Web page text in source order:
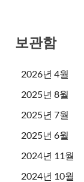
보관함
2026년 4월
2025년 8월
2025년 7월
2025년 6월
2024년 11월
2024년 10월